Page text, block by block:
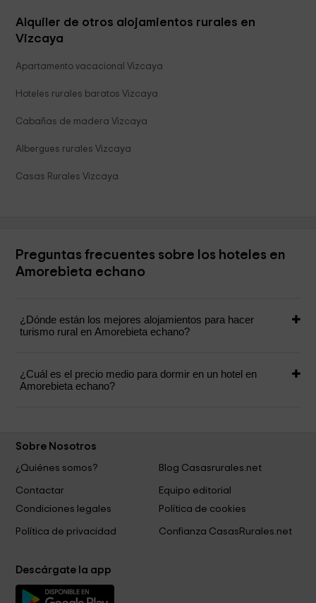
Alquiler de otros alojamientos rurales en
Vizcaya
Apartamento vacacional Vizcaya
Hoteles rurales baratos Vizcaya
Cabañas de madera Vizcaya
Albergues rurales Vizcaya
Casas Rurales Vizcaya
Preguntas frecuentes sobre los hoteles en
Amorebieta echano
¿Dónde están los mejores alojamientos para hacer
turismo rural en Amorebieta echano?
¿Cuál es el precio medio para dormir en un hotel en
Amorebieta echano?
Sobre Nosotros
¿Quiénes somos?
Blog Casasrurales.net
Contactar
Equipo editorial
Condiciones legales
Política de cookies
Política de privacidad Confianza CasasRurales.net
Descárgate la app